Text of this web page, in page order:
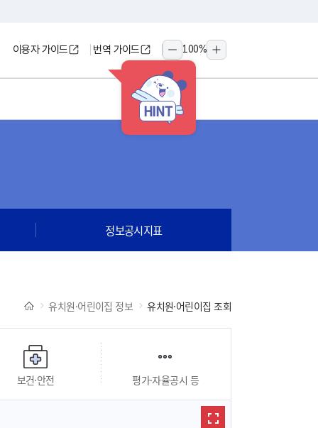
HINT
이용자 가이드 번역 가이드
축소
100%
확대
정보공시지표
유치원·어린이집 정보 유치원·어린이집 조회
보건·안전 평가·자율공시 등